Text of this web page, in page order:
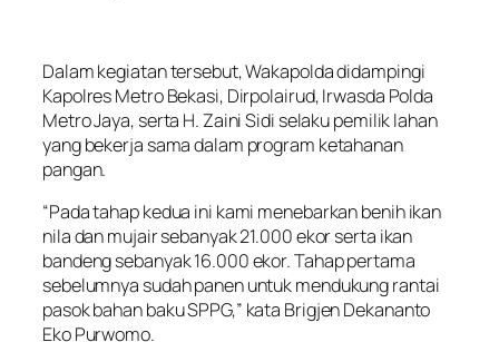
Dalam kegiatan tersebut, Wakapolda didampingi
Kapolres Metro Bekasi, Dirpolairud, Irwasda Polda
Metro Jaya, serta H. Zaini Sidi selaku pemilik lahan
yang bekerja sama dalam program ketahanan
pangan.
“Pada tahap kedua ini kami menebarkan benih ikan
nila dan mujair sebanyak 21.000 ekor serta ikan
bandeng sebanyak 16.000 ekor. Tahap pertama
sebelumnya sudah panen untuk mendukung rantai
pasok bahan baku SPPG,” kata Brigjen Dekananto
Eko Purwomo.